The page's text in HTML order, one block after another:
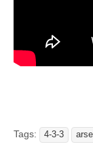
Tags: 4-3-3